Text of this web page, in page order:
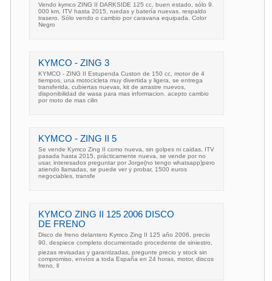
Vendo kymco ZING II DARKSIDE 125 cc, buen estado, sólo 9.
000 km, ITV hasta 2015, ruedas y batería nuevas, respaldo
trasero. Sólo vendo o cambio por caravana equipada. Color
Negro
KYMCO - ZING 3
KYMCO - ZING II Estupenda Custon de 150 cc, motor de 4
tiempos, una motocicleta muy divertida y ligera, se entrega
transferida, cubiertas nuevas, kit de arrastre nuevos,
disponibilidad de wasa para mas informacion. acepto cambio
por moto de mas cilin
KYMCO - ZING II 5
Se vende Kymco Zing II como nueva, sin golpes ni caidas, ITV
pasada hasta 2015, prácticamente nueva, se vende por no
usar, interesados preguntar por Jorge(no tengo whatsapp)pero
atiendo llamadas, se puede ver y probar, 1500 euros
negociables, transfe
KYMCO ZING II 125 2006 DISCO
DE FRENO
Disco de freno delantero Kymco Zing II 125 año 2006, precio
90, despiece completo documentado procedente de siniestro,
piezas revisadas y garantizadas, pregunte precio y stock sin
compromiso, envíos a toda España en 24 horas, motor, discos
freno, ll